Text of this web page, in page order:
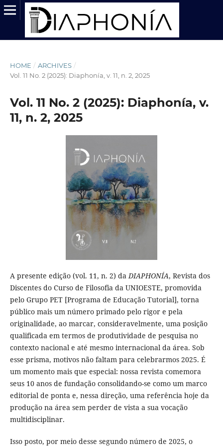
HOME / ARCHIVES /
Vol. 11 No. 2 (2025): Diaphonía, v. 11, n. 2, 2025
Vol. 11 No. 2 (2025): Diaphonía, v.
11, n. 2, 2025
A presente edição (vol. 11, n. 2) daDIAPHONÍA, Revista dos
Discentes do Curso de Filosofia da UNIOESTE, promovida
pelo Grupo PET [Programa de Educação Tutorial], torna
público mais um número primado pelo rigor e pela
originalidade, ao marcar, consideravelmente, uma posição
qualificada em termos de produtividade de pesquisa no
contexto nacional e até mesmo internacional da área. Sob
esse prisma, motivos não faltam para celebrarmos 2025. É
um momento mais que especial: nossa revista comemora
seus 10 anos de fundação consolidando-se como um marco
editorial de ponta e, nessa direção, uma referência hoje da
produção na área sem perder de vista a sua vocação
multidisciplinar.
Isso posto, por meio desse segundo número de 2025, o